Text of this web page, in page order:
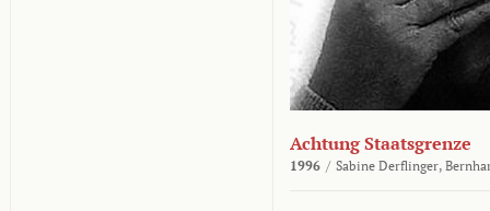
Achtung Staatsgrenze
1996 / Sabine Derflinger,